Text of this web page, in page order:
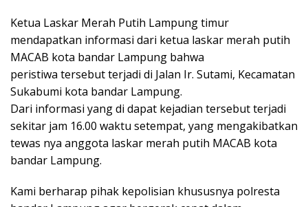
Ketua Laskar Merah Putih Lampung timur
mendapatkan informasi dari ketua laskar merah putih
MACAB kota bandar Lampung bahwa
peristiwa tersebut terjadi di Jalan Ir. Sutami, Kecamatan
Sukabumi kota bandar Lampung.
Dari informasi yang di dapat kejadian tersebut terjadi
sekitar jam 16.00 waktu setempat, yang mengakibatkan
tewas nya anggota laskar merah putih MACAB kota
bandar Lampung.
Kami berharap pihak kepolisian khususnya polresta